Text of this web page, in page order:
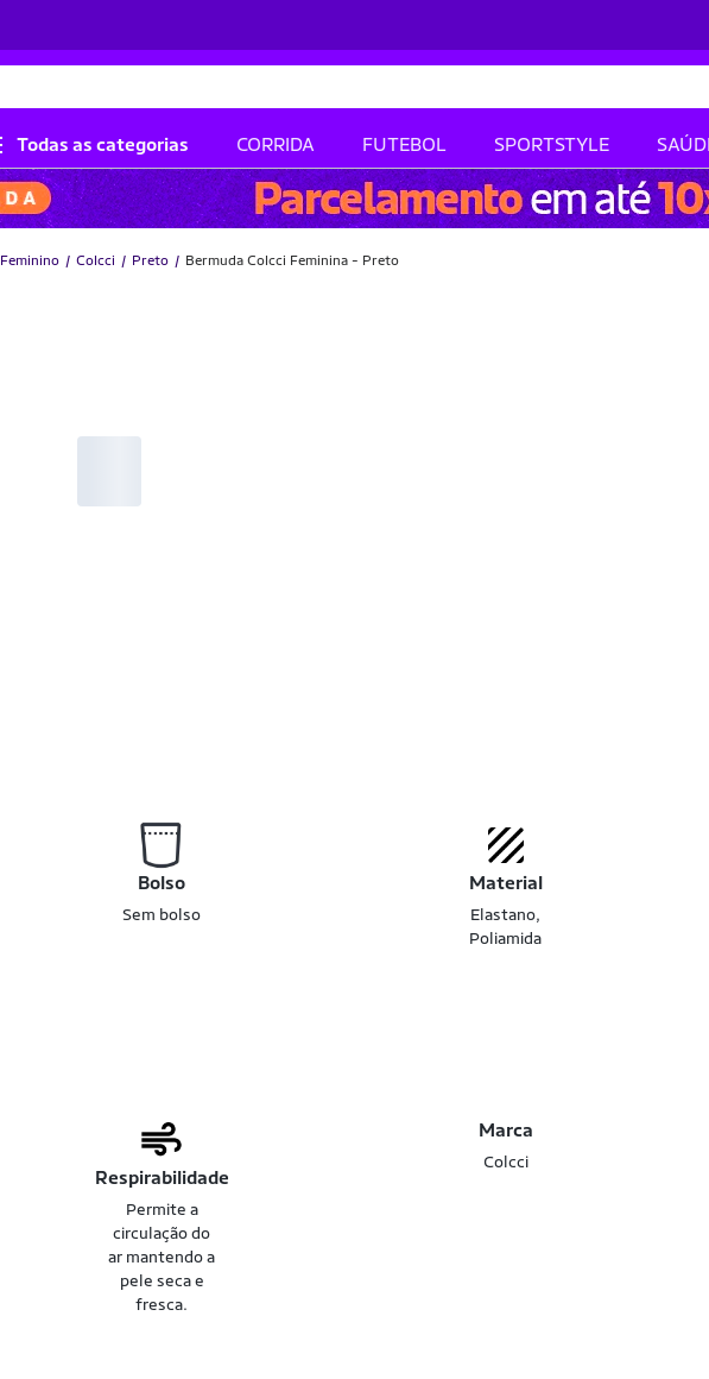
Todas as categorias CORRIDA FUTEBOL SPORTSTYLE
Feminino Colcci Preto Bermuda Colcci Feminina - Preto
Bolso
Sem bolso
Material
Elastano,
Poliamida
Respirabilidade
Permite a
circulação do
ar mantendo a
pele seca e
fresca.
Marca
Colcci